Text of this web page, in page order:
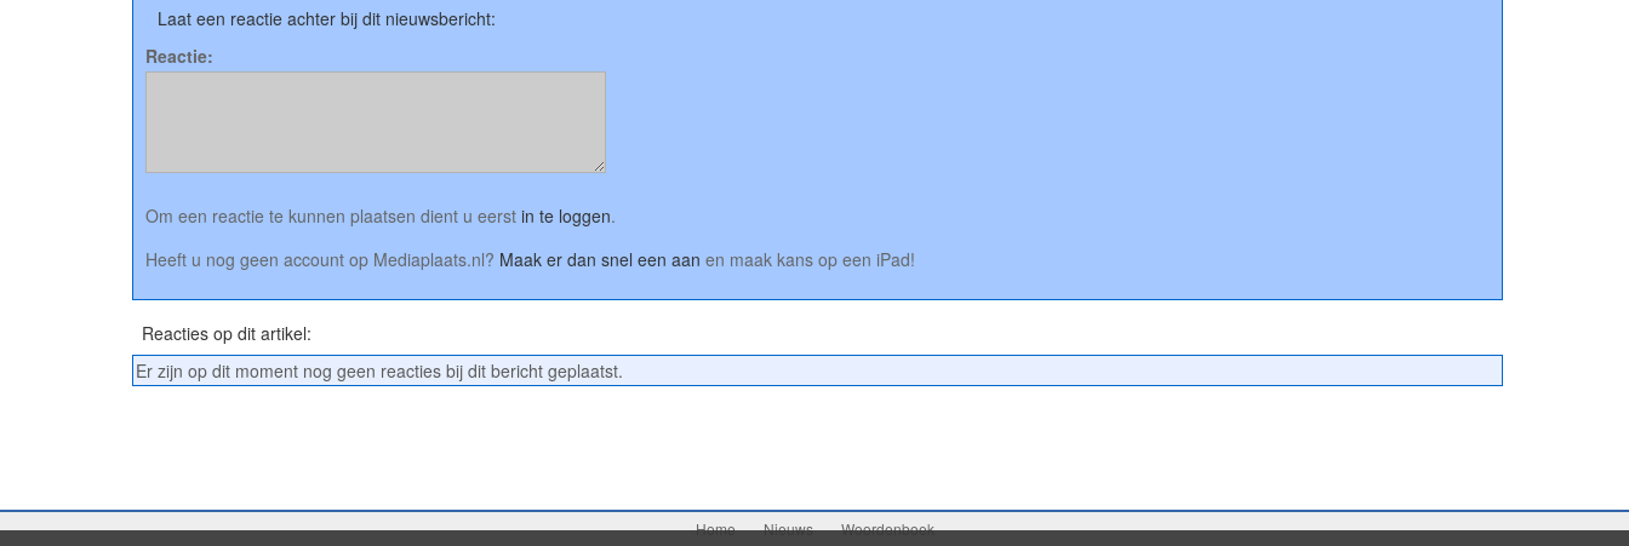
Laat een reactie achter bij dit nieuwsbericht:
Reactie:
Om een reactie te kunnen plaatsen dient u eerst in te loggen.
Heeft u nog geen account op Mediaplaats.nl? Maak er dan snel een aan en maak kans op een iPad!
Reacties op dit artikel:
Er zijn op dit moment nog geen reacties bij dit bericht geplaatst.
Home Nieuws Woordenboek